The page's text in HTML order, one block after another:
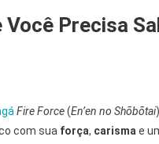
Você Precisa
Fire Force(En’en no Shōbōtai
com sua força, carisma e